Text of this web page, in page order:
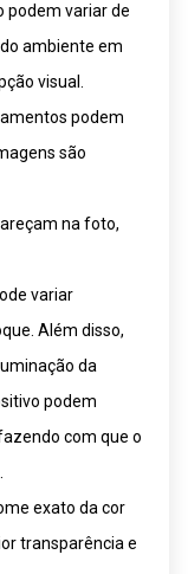
podem variar de
ambiente em
visual.
podem
são
na foto,
variar
Além disso,
da
podem
com que o
exato da cor
transparência e